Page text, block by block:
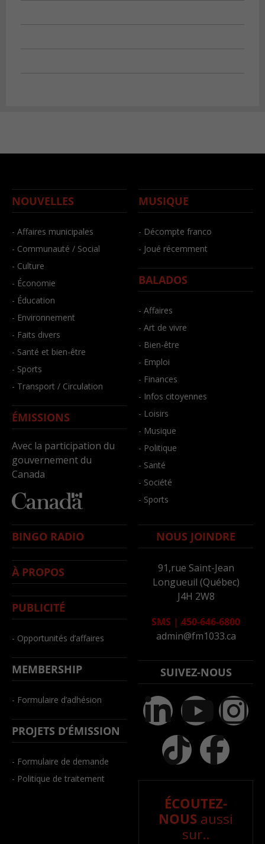
NOUVELLES
- Affaires municipales
- Communauté / Social
- Culture
- Économie
- Éducation
- Environnement
- Faits divers
- Santé et bien-être
- Sports
- Transport / Circulation
ÉMISSIONS
Avec la participation du
gouvernement du
Canada
MUSIQUE
- Décompte franco
- Joué récemment
BALADOS
- Affaires
- Art de vivre
- Bien-être
- Emploi
- Finances
- Infos citoyennes
- Loisirs
- Musique
- Politique
- Santé
- Société
- Sports
BINGO RADIO
À PROPOS
PUBLICITÉ
- Opportunités d’affaires
MEMBERSHIP
- Formulaire d’adhésion
PROJETS D’ÉMISSION
- Formulaire de demande
- Politique de traitement
NOUS JOINDRE
91,rue Saint-Jean
Longueuil (Québec)
J4H 2W8
SMS | 450-646-6800
admin@fm1033.ca
SUIVEZ-NOUS
ÉCOUTEZ-
NOUS aussi
sur..